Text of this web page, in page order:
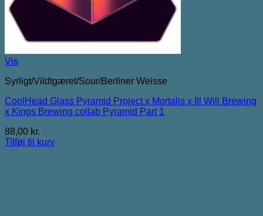
Vis
Syrligt/Vildtgæret/Sour/Berliner Weisse
CoolHead Glass Pyramid Project x Mortalis x Ill Will Brewing
x Kings Brewing collab Pyramid Part 1
88,00 kr.
Tilføj til kurv